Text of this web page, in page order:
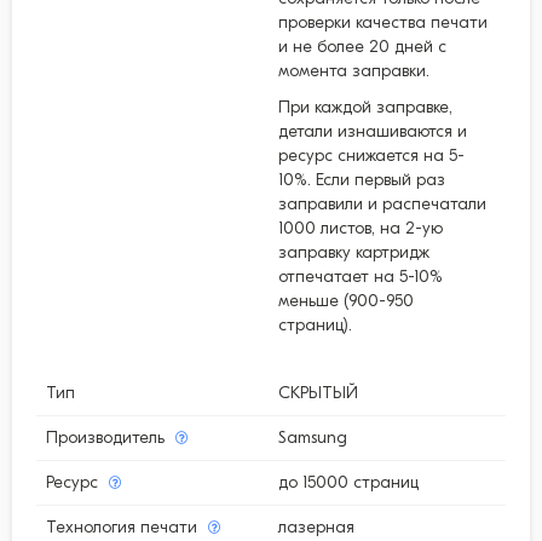
проверки качества печати
и не более 20 дней с
момента заправки.
При каждой заправке,
детали изнашиваются и
ресурс снижается на 5-
10%. Если первый раз
заправили и распечатали
1000 листов, на 2-ую
заправку картридж
отпечатает на 5-10%
меньше (900-950
страниц).
Тип СКРЫТЫЙ
Производитель Samsung
Ресурс до 15000 страниц
Технология печати лазерная